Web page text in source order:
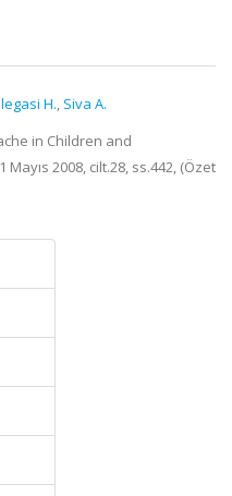
H., Siva A.
in Children and
2008, cilt.28, ss.442, (Özet